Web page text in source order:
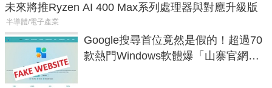
未來將推Ryzen AI 400 Max系列處理器與對應升級版
半導體/電子產業
Google搜尋首位竟然是假的！超過70
款熱門Windows軟體爆「山寨官網」